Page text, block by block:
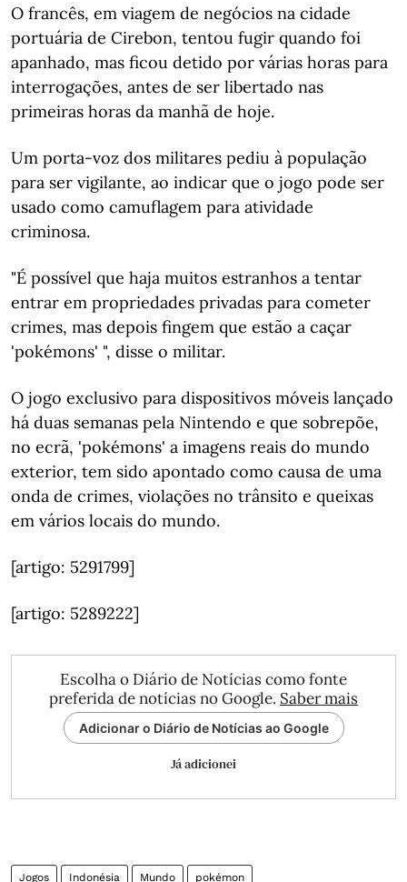
O francês, em viagem de negócios na cidade
portuária de Cirebon, tentou fugir quando foi
apanhado, mas ficou detido por várias horas para
interrogações, antes de ser libertado nas
primeiras horas da manhã de hoje.
Um porta-voz dos militares pediu à população
para ser vigilante, ao indicar que o jogo pode ser
usado como camuflagem para atividade
criminosa.
"É possível que haja muitos estranhos a tentar
entrar em propriedades privadas para cometer
crimes, mas depois fingem que estão a caçar
'pokémons' ", disse o militar.
O jogo exclusivo para dispositivos móveis lançado
há duas semanas pela Nintendo e que sobrepõe,
no ecrã, 'pokémons' a imagens reais do mundo
exterior, tem sido apontado como causa de uma
onda de crimes, violações no trânsito e queixas
em vários locais do mundo.
[artigo: 5291799]
[artigo: 5289222]
Escolha o Diário de Notícias como fonte
preferida de notícias no Google. Saber mais
Adicionar o Diário de Notícias ao Google
Já adicionei
Jogos Indonésia Mundo pokémon